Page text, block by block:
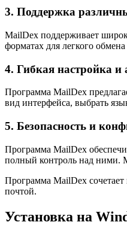
3. Поддержка
MailDex поддерживает
форматах для легкого
4. Гибкая настройка и
Программа MailDex
вид интерфейса, выбрать
5. Безопасность и
Программа MailDex
полный контроль над ними.
Программа MailDex сочетает
почтой.
Установка на